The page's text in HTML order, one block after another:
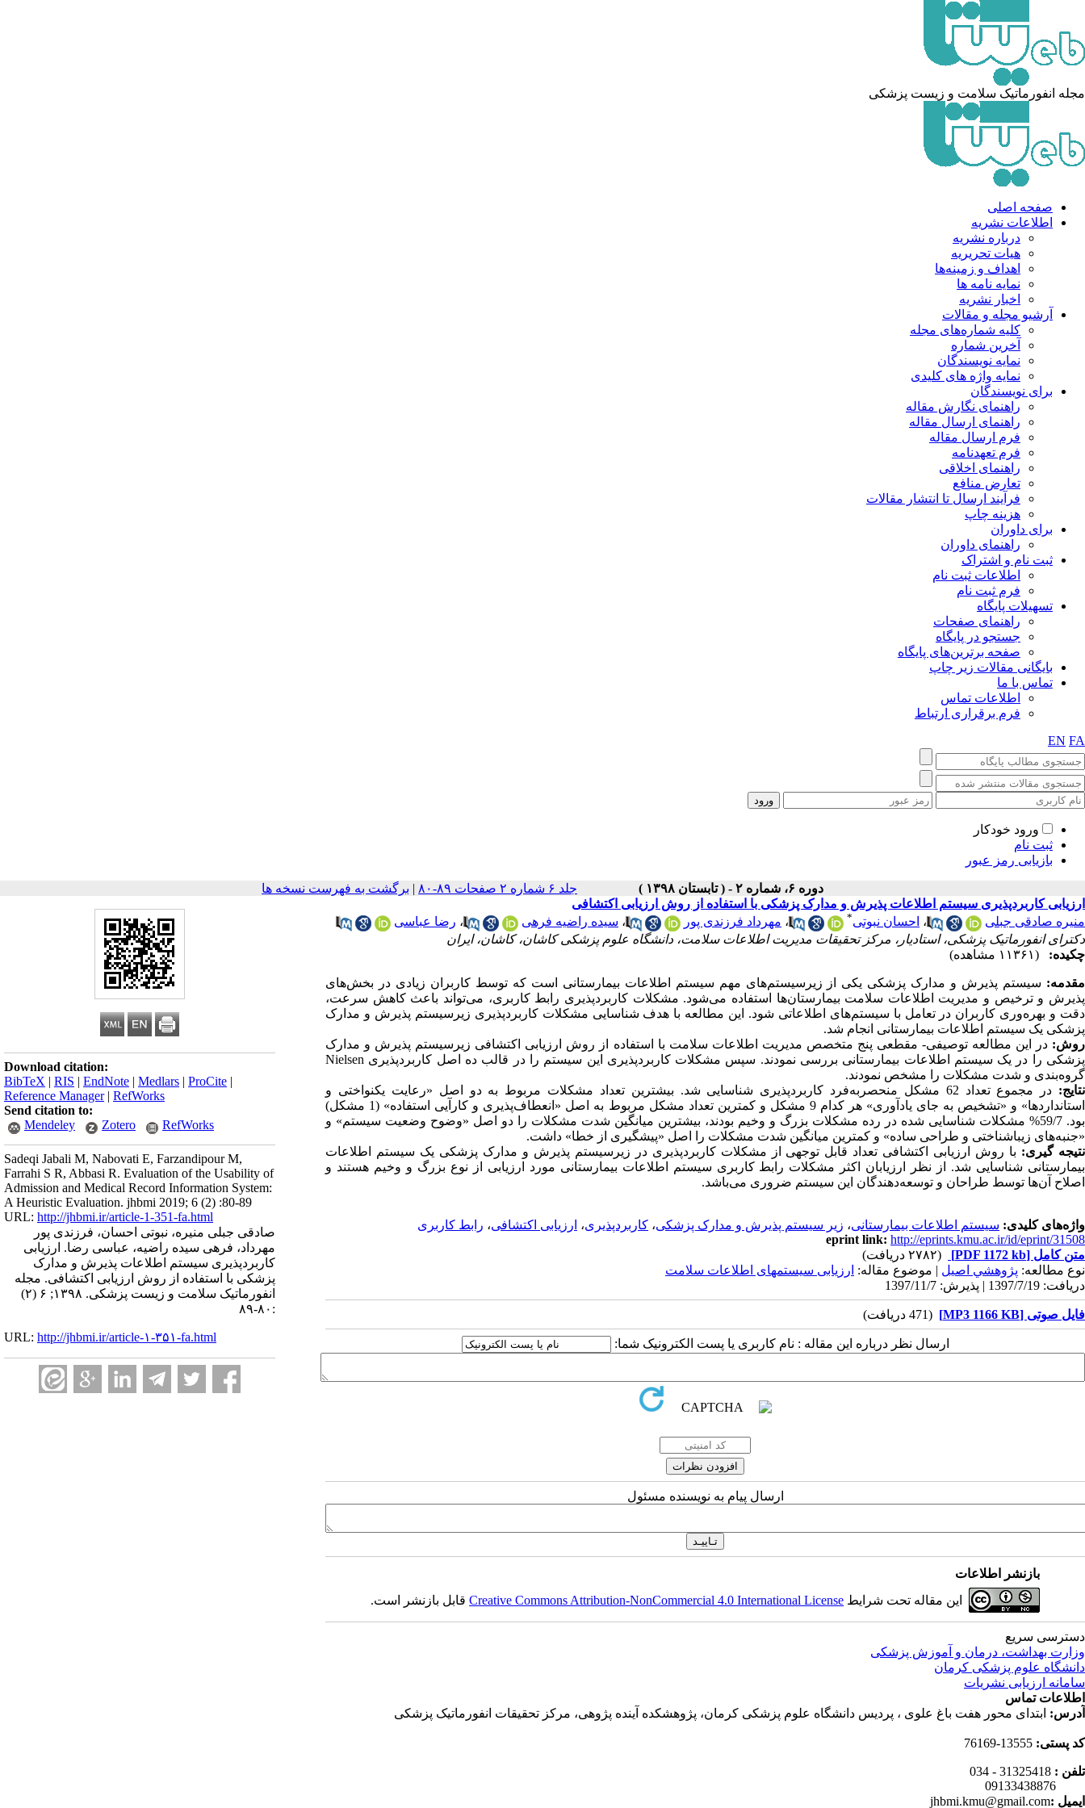
مجله انفورماتیک سلامت و زیست پزشکی
صفحه اصلی
اطلاعات نشریه
درباره نشریه
هیات تحریریه
اهداف و زمینه‌ها
نمایه نامه ها
اخبار نشریه
آرشیو مجله و مقالات
کلیه شماره‌های مجله
آخرین شماره
نمایه نویسندگان
نمایه واژه های کلیدی
برای نویسندگان
راهنمای نگارش مقاله
راهنمای ارسال مقاله
فرم ارسال مقاله
فرم تعهدنامه
راهنمای اخلاقی
تعارض منافع
فرآیند ارسال تا انتشار مقالات
هزینه چاپ
برای داوران
راهنمای داوران
ثبت نام و اشتراک
اطلاعات ثبت نام
فرم ثبت نام
تسهیلات پایگاه
راهنمای صفحات
جستجو در پایگاه
صفحه برترین‌های پایگاه
بایگانی مقالات زیر چاپ
تماس با ما
اطلاعات تماس
فرم برقراری ارتباط
EN FA
ورود خودکار
ثبت نام
بازیابی رمز عبور
دوره ۶، شماره ۲ - ( تابستان ۱۳۹۸ ) جلد ۶ شماره ۲ صفحات ۸۹-۸۰ | برگشت به فهرست نسخه ها
Download citation:
BibTeX | RIS | EndNote | Medlars | ProCite |
Reference Manager| RefWorks
Send citation to:
Mendeley
Zotero RefWorks
Sadeqi Jabali M, Nabovati E, Farzandipour M,
Farrahi S R, Abbasi R. Evaluation of the Usability of
Admission and Medical Record Information System:
A Heuristic Evaluation. jhbmi 2019; 6 (2) :80-89
URL: http://jhbmi.ir/article-1-351-fa.html
صادقی جبلی منیره، نبوتی احسان، فرزندی پور
مهرداد، فرهی سیده راضیه، عباسی رضا. ارزیابی
کاربردپذیری سیستم اطلاعات پذیرش و مدارک
پزشکی با استفاده از روش ارزیابی اکتشافی. مجله
انفورماتیک سلامت و زیست پزشکی. ۱۳۹۸; ۶ (۲)
:۸۰-۸۹
URL: http://jhbmi.ir/article-۱-۳۵۱-fa.html
ارزیابی کاربردپذیری سیستم اطلاعات پذیرش و مدارک پزشکی با استفاده از روش ارزیابی اکتشافی
منیره صادقی جبلی
، احسان نبوتی* ، مهرداد فرزندی پور ، سیده راضیه فرهی ، رضا عباسی
دکترای انفورماتیک پزشکی، استادیار، مرکز تحقیقات مدیریت اطلاعات سلامت، دانشگاه علوم پزشکی کاشان، کاشان، ایران
چکیده:
(۱۱۳۶۱ مشاهده)
مقدمه: سیستم پذیرش و مدارک ‌پزشکی یکی از زیرسیستمهای مهم سیستم اطلاعات بیمارستانی است که توسط کاربران زیادی در بخش‌های
پذیرش و ترخیص و مدیریت اطلاعات سلامت بیمارستانها استفاده می‌شود. مشکلات کاربردپذیری رابط کاربری، می‌تواند باعث کاهش سرعت،
دقت و بهره‌وری کاربران در تعامل با سیستمهای اطلاعاتی شود. این مطالعه با هدف شناسایی مشکلات کاربردپذیری زیرسیستم پذیرش و مدارک
پزشکی یک سیستم اطلاعات بیمارستانی انجام شد.
روش: در این مطالعه توصیفی- مقطعی پنج متخصص مدیریت اطلاعات سلامت با استفاده از روش ارزیابی اکتشافی زیرسیستم پذیرش و مدارک
پزشکی را در یک سیستم اطلاعات بیمارستانی بررسی نمودند. سپس مشکلات کاربردپذیری این سیستم را در قالب ده اصل کاربردپذیری Nielsen
گروه‌بندی و شدت مشکلات را مشخص نمودند.
نتایج:
در مجموع تعداد 62 مشکل منحصر‌به‌فرد کاربردپذیری شناسایی شد. بیشترین تعداد مشکلات مربوط به دو اصل «رعایت یکنواختی و
استانداردها» و «تشخیص به جای یادآوری» هر کدام 9 مشکل و کمترین تعداد مشکل مربوط به اصل «انعطاف‌پذیری و کارآیی استفاده» (1 مشکل)
بود. 59/7% مشکلات شناسایی شده در رده مشکلات بزرگ و وخیم بودند، بیشترین میانگین شدت مشکلات را دو اصل «وضوح وضعیت سیستم» و
«جنبه‌های زیباشناختی و طراحی ساده‌» و کمترین میانگین شدت مشکلات را اصل «پیشگیری از خطا» داشت.
نتیجه­ گیری: با روش ارزیابی اکتشافی تعداد قابل توجهی از مشکلات کاربردپذیری در زیرسیستم پذیرش و مدارک پزشکی یک سیستم اطلاعات
بیمارستانی شناسایی شد. از نظر ارزیابان اکثر مشکلات رابط کاربری سیستم اطلاعات بیمارستانی مورد ارزیابی از نوع بزرگ و وخیم هستند و
اصلاح آن‌ها توسط طراحان و توسعه‌دهندگان این سیستم ضروری می‌باشد.
واژه‌های کلیدی: سیستم اطلاعات بیمارستانی، زیر سیستم پذیرش و مدارک پزشکی، کاربردپذیری، ارزیابی اکتشافی، رابط کاربری
eprint link: http://eprints.kmu.ac.ir/id/eprint/31508
متن کامل [PDF 1172 kb]
(۲۷۸۲ دریافت)
نوع مطالعه: پژوهشي اصیل | موضوع مقاله: ارزیابی سیستمهای اطلاعات سلامت
دریافت: 1397/7/19 | پذیرش: 1397/11/7
فایل صوتی [MP3 1166 KB] (471 دریافت)
ارسال نظر درباره این مقاله : نام کاربری یا پست الکترونیک شما:
ارسال پیام به نویسنده مسئول
بازنشر اطلاعات
این مقاله تحت شرایط Creative Commons Attribution-NonCommercial 4.0 International Licenseقابل بازنشر است.
دسترسی سریع
وزارت بهداشت، درمان و آموزش پزشکی
دانشگاه علوم پزشکی کرمان
سامانه ارزیابی نشریات
اطلاعات تماس
آدرس: ابتدای محور هفت باغ علوی ، پردیس دانشگاه علوم پزشکی کرمان، پژوهشکده آینده پژوهی، مرکز تحقیقات انفورماتیک پزشکی
کد پستی:
تلفن : 31325418 - 034
ایمیل :jhbmi.kmu@gmail.com